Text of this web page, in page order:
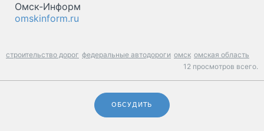
Омск-Информ
omskinform.ru
строительство дорог федеральные автодороги омск омская область
12 просмотров всего.
ОБСУДИТЬ